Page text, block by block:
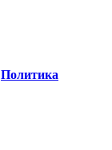
Политика